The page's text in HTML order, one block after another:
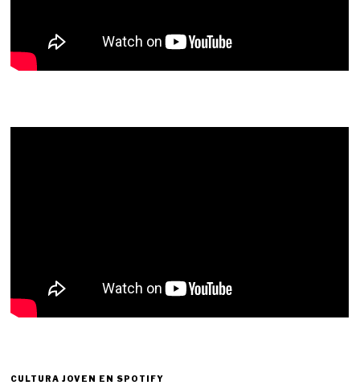
CULTURA JOVEN EN SPOTIFY